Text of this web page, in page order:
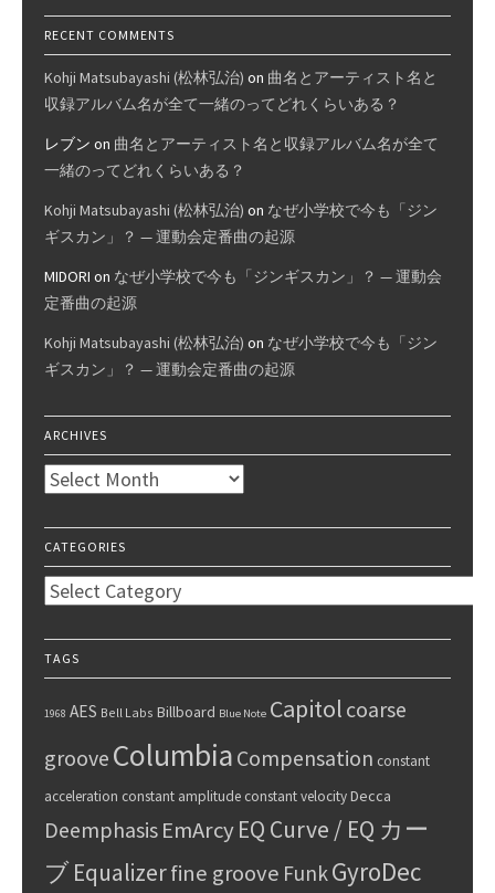
RECENT COMMENTS
Kohji Matsubayashi (松林弘治) on 曲名とアーティスト名と
収録アルバム名が全て一緒のってどれくらいある？
レブン on 曲名とアーティスト名と収録アルバム名が全て
一緒のってどれくらいある？
Kohji Matsubayashi (松林弘治) on なぜ小学校で今も「ジン
ギスカン」？ — 運動会定番曲の起源
MIDORI on なぜ小学校で今も「ジンギスカン」？ — 運動会
定番曲の起源
Kohji Matsubayashi (松林弘治) on なぜ小学校で今も「ジン
ギスカン」？ — 運動会定番曲の起源
ARCHIVES
Archives
CATEGORIES
Categories
TAGS
1968 AES Bell Labs Billboard Blue Note Capitol coarse
groove Columbia Compensation constant
acceleration constant amplitude constant velocityDecca
Deemphasis EmArcyEQ Curve / EQ カー
ブEqualizerfine groove Funk GyroDec